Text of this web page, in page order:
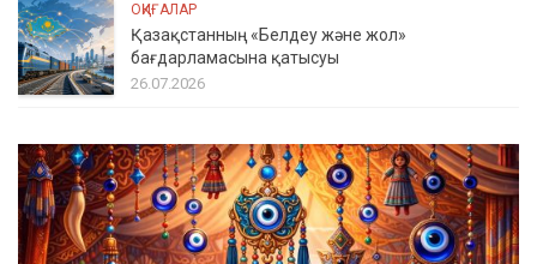
ОҚИҒАЛАР
Қазақстанның «Белдеу және жол»
бағдарламасына қатысуы
26.07.2026